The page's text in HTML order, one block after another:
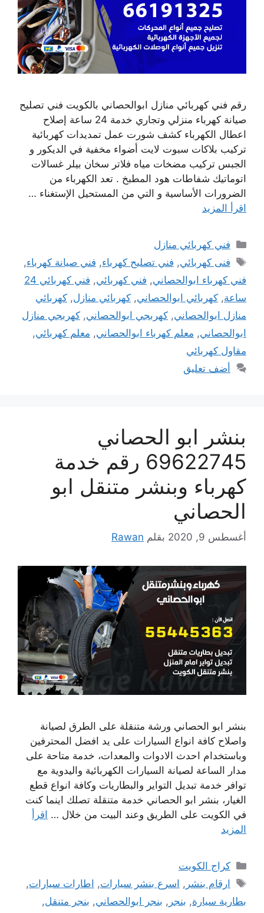
رقم فني كهربائي منازل ابوالحصاني بالكويت فني تصليح
صيانة كهرباء منزلي وتجاري خدمة 24 ساعة إصلاح
اعطال الكهرباء كشف شورت عمل تمديدات كهربائية
تركيب بلاكات سبوت لايت أضواء مخفية في الديكور و
الجبس تركيب مضخات مياه فلاتر سخان بيلر غسالات
اتوماتيك شفاطات هود المطبخ . تعد الكهرباء من
الضرورات الأساسية و التي من المستحيل الإستغناء …
اقرأ المزيد
التصنيفات
فني كهربائي منازل
الوسوم
فنى كهربائي, فني تصليح كهرباء, فني صيانة كهرباء,
فني كهرباء ابوالحصاني, فني كهربائي,
فني كهربائي 24
ساعة, كهربائي ابوالحصاني, كهربائي منازل, كهربائي
منازل ابوالحصاني, كهربجي ابوالحصاني, كهربجي منازل
ابوالحصاني, معلم كهرباء ابوالحصاني, معلم كهربائي,
مقاول كهربائي
أضف تعليق
بنشر ابو الحصاني
69622745 رقم خدمة
كهرباء وبنشر متنقل ابو
الحصاني
أغسطس 9, 2020 بقلم Rawan
بنشر ابو الحصاني ورشة متنقلة على الطرق لصيانة
واصلاح كافة انواع السيارات على يد افضل المحترفين
وباستخدام احدث الادوات والمعدات، خدمة متاحة على
مدار الساعة لصيانة السيارات الكهربائية واليدوية مع
توافر خدمة تبديل التواير والبطاريات وكافة انواع قطع
الغيار، بنشر ابو الحصاني خدمة متنقلة تصلك اينما كنت
في الكويت على الطريق وعند البيت من خلال … اقرأ
المزيد
التصنيفات
كراج الكويت
الوسوم
ارقام بنشر , اسرع بنشر سيارات, اطارات سيارات,
بطارية سيارة, بنجر , بنجر ابوالحصاني, بنجر متنقل,